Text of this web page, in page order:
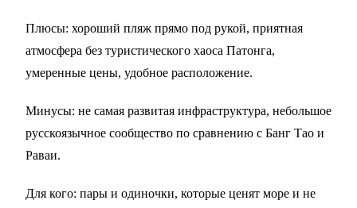
Плюсы: хороший пляж прямо под рукой, приятная
атмосфера без туристического хаоса Патонга,
умеренные цены, удобное расположение.
Минусы: не самая развитая инфраструктура, небольшое
русскоязычное сообщество по сравнению с Банг Тао и
Раваи.
Для кого: пары и одиночки, которые ценят море и не